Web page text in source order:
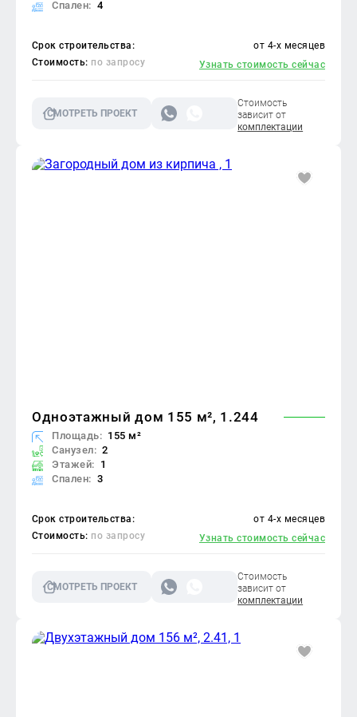
Спален: 4
Срок строительства:
от 4-х месяцев
Стоимость: по запросу Узнать стоимость сейчас
СМОТРЕТЬ ПРОЕКТ
Стоимость
зависит от
комплектации
Одноэтажный дом 155 м², 1.244
Площадь: 155 м²
Санузел: 2
Этажей: 1
Спален: 3
Срок строительства:
от 4-х месяцев
Стоимость: по запросу Узнать стоимость сейчас
СМОТРЕТЬ ПРОЕКТ
Стоимость
зависит от
комплектации